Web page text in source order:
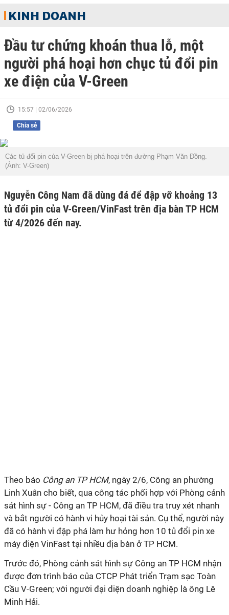
KINH DOANH
Đầu tư chứng khoán thua lỗ, một
người phá hoại hơn chục tủ đổi pin
xe điện của V-Green
15:57 | 02/06/2026
Chia sẻ
Các tủ đổi pin của V-Green bị phá hoại trên đường Phạm Văn Đồng.
(Ảnh: V-Green)
Nguyễn Công Nam đã dùng đá để đập vỡ khoảng 13
tủ đổi pin của V-Green/VinFast trên địa bàn TP HCM
từ 4/2026 đến nay.
Theo báo Công an TP HCM, ngày 2/6, Công an phường
Linh Xuân cho biết, qua công tác phối hợp với Phòng cảnh
sát hình sự - Công an TP HCM, đã điều tra truy xét nhanh
và bắt người có hành vi hủy hoại tài sản. Cụ thể, người này
đã có hành vi đập phá làm hư hỏng hơn 10 tủ đổi pin xe
máy điện VinFast tại nhiều địa bàn ở TP HCM.
Trước đó, Phòng cảnh sát hình sự Công an TP HCM nhận
được đơn trình báo của CTCP Phát triển Trạm sạc Toàn
Cầu V-Green; với người đại diện doanh nghiệp là ông Lê
Minh Hải.